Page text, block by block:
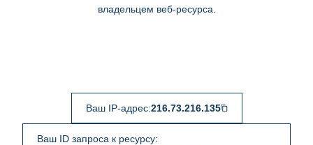
владельцем веб-ресурса.
Ваш IP-адрес:216.73.216.135
Ваш ID запроса к ресурсу: